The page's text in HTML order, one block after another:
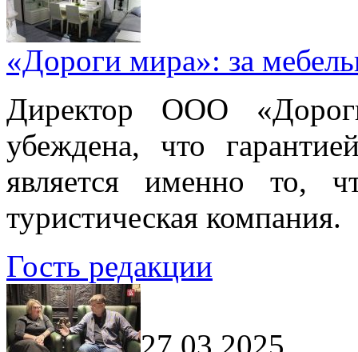
«Дороги мира»: за
Директор ООО
убеждена, что
является именно то,
туристическая компания.
Гость редакции
27.03.2025